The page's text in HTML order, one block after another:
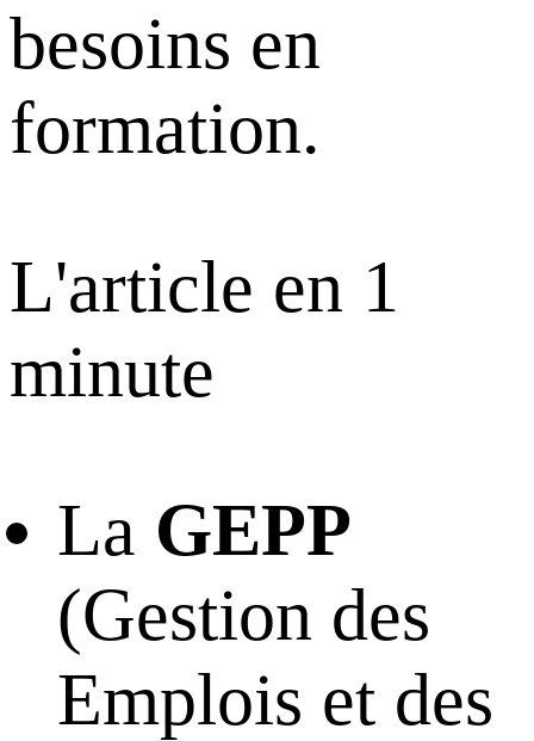
besoins en
formation.
L'article en 1
minute
La GEPP
(Gestion des
Emplois et des